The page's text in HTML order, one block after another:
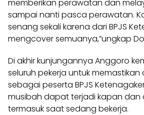
memberikan perawatan dan
sampai nanti pasca perawatan.
senang sekali karena dari BPJS
mengcover semuanya,”ungkap
Di akhir kunjungannya Anggoro
seluruh pekerja untuk
sebagai peserta BPJS
musibah dapat terjadi kapan dan
termasuk saat sedang bekerja.